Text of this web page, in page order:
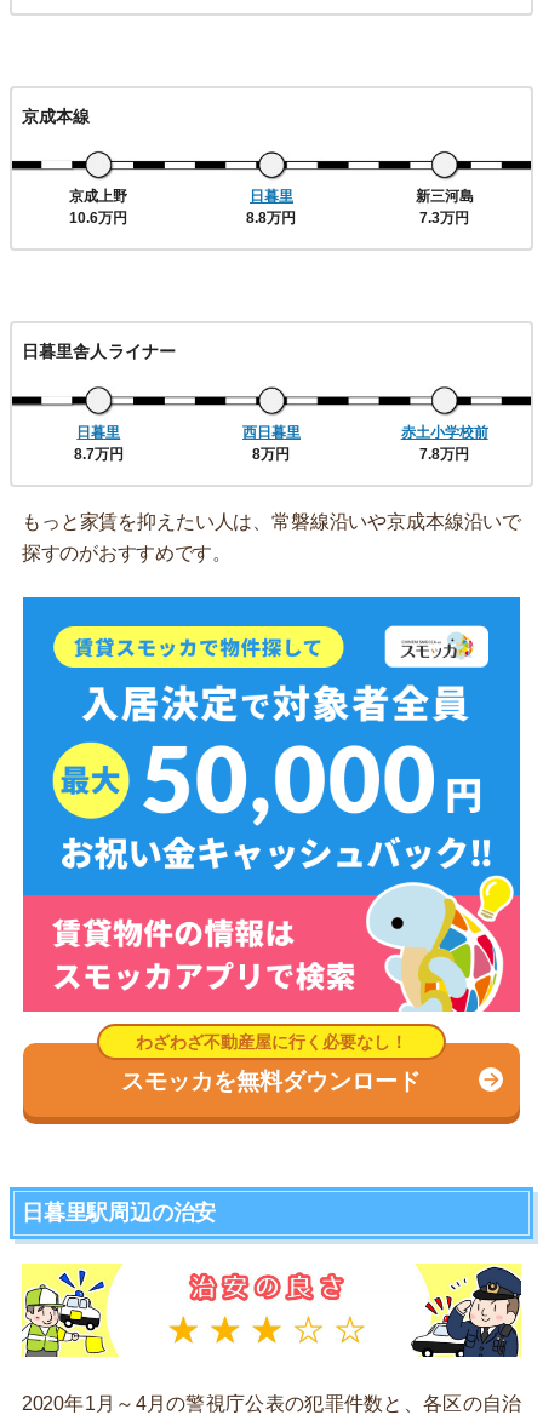
京成本線
京成上野
10.6万円
日暮里
8.8万円
新三河島
7.3万円
日暮里舎人ライナー
日暮里
8.7万円
西日暮里
8万円
赤土小学校前
7.8万円
もっと家賃を抑えたい人は、常磐線沿いや京成本線沿いで
探すのがおすすめです。
スモッカを無料ダウンロード
日暮里駅周辺の治安
2020年1月～4月の警視庁公表の犯罪件数と、各区の自治